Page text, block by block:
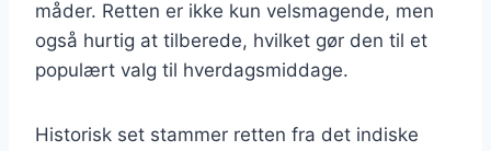
måder. Retten er ikke kun velsmagende, men
også hurtig at tilberede, hvilket gør den til et
populært valg til hverdagsmiddage.
Historisk set stammer retten fra det indiske